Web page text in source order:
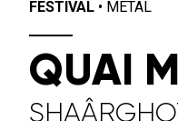
FESTIVAL • METAL
QUAI